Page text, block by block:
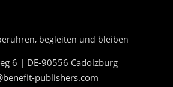
begleiten und bleiben
6 | DE-90556 Cadolzburg
publishers.com